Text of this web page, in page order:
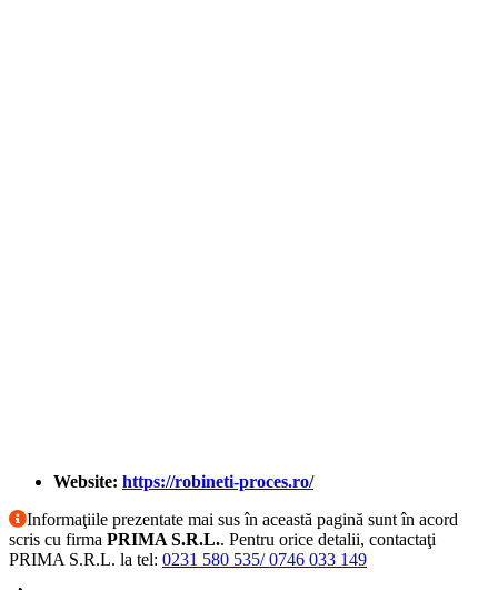
Website: https://robineti-proces.ro/
Informaţiile prezentate mai sus în această pagină sunt în acord
scris cu firma PRIMA S.R.L.. Pentru orice detalii, contactaţi
PRIMA S.R.L. la tel: 0231 580 535/ 0746 033 149